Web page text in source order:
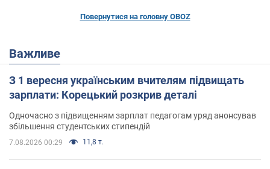
Повернутися на головну OBOZ
Важливе
З 1 вересня українським вчителям підвищать
зарплати: Корецький розкрив деталі
Одночасно з підвищенням зарплат педагогам уряд анонсував
збільшення студентських стипендій
7.08.2026 00:29 11,8 т.